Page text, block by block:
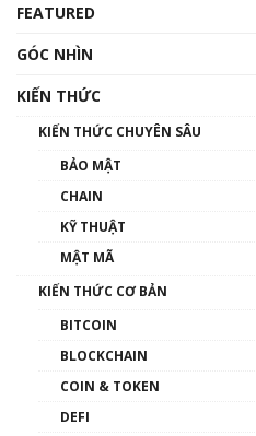
00:43:47
như thể nào?
00:39:31
FEATURED
GÓC NHÌN
KIẾN THỨC
KIẾN THỨC CHUYÊN SÂU
BẢO MẬT
CHAIN
KỸ THUẬT
MẬT MÃ
KIẾN THỨC CƠ BẢN
BITCOIN
BLOCKCHAIN
COIN & TOKEN
DEFI